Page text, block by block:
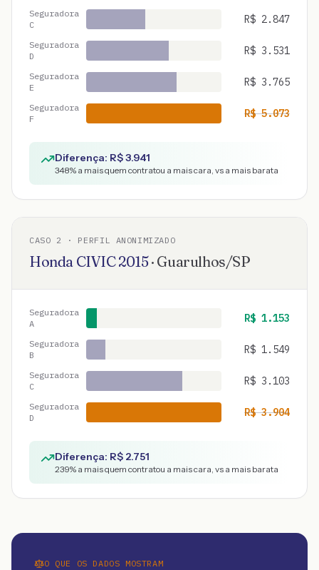
Seguradora
C
R$ 2.847
Seguradora
D
R$ 3.531
Seguradora
E
R$ 3.765
Seguradora
F
R$5.073
Diferença: R$3.941
348% a mais quem contratou a mais cara, vs a mais barata
CASO 2 · PERFIL ANONIMIZADO
Honda CIVIC2015· Guarulhos/SP
Seguradora
A
R$ 1.153
Seguradora
B
R$ 1.549
Seguradora
C
R$ 3.103
Seguradora
D
R$3.904
Diferença: R$ 2.751
239% a mais quem contratou a mais cara, vs a mais barata
O QUE OS DADOS MOSTRAM